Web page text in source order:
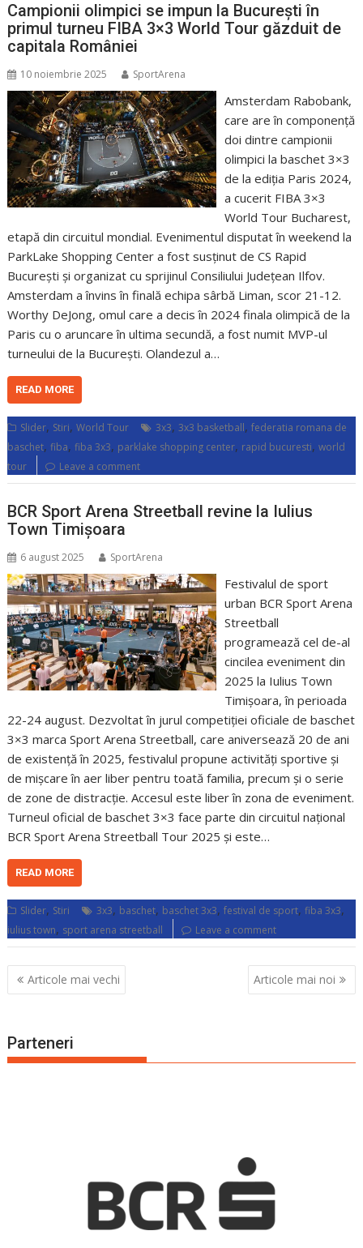
Campionii olimpici se impun la București în
primul turneu FIBA 3×3 World Tour găzduit de
capitala României
10 noiembrie 2025 SportArena
Amsterdam Rabobank,
care are în componență
doi dintre campionii
olimpici la baschet 3×3
de la ediția Paris 2024,
a cucerit FIBA 3×3
World Tour Bucharest,
etapă din circuitul mondial. Evenimentul disputat în weekend la
ParkLake Shopping Center a fost susținut de CS Rapid
București și organizat cu sprijinul Consiliului Județean Ilfov.
Amsterdam a învins în finală echipa sârbă Liman, scor 21-12.
Worthy DeJong, omul care a decis în 2024 finala olimpică de la
Paris cu o aruncare în ultima secundă, a fost numit MVP-ul
turneului de la București. Olandezul a…
READ MORE
Slider, Stiri,World Tour 3x3,3x3 basketball,federatia romana de
baschet,fiba,fiba 3x3, parklake shopping center, rapid bucuresti,world
tour
Leave a comment
BCR Sport Arena Streetball revine la Iulius
Town Timișoara
6 august 2025 SportArena
Festivalul de sport
urban BCR Sport Arena
Streetball
programează cel de-al
cincilea eveniment din
2025 la Iulius Town
Timișoara, în perioada
22-24 august. Dezvoltat în jurul competiției oficiale de baschet
3×3 marca Sport Arena Streetball, care aniversează 20 de ani
de existență în 2025, festivalul propune activități sportive și
de mișcare în aer liber pentru toată familia, precum și o serie
de zone de distracție. Accesul este liber în zona de eveniment.
Turneul oficial de baschet 3×3 face parte din circuitul național
BCR Sport Arena Streetball Tour 2025 și este…
READ MORE
Slider, Stiri 3x3, baschet, baschet 3x3,festival de sport,fiba 3x3,
iulius town, sport arena streetball Leave a comment
Navigare
în
Articole mai vechi Articole mai noi
Parteneri